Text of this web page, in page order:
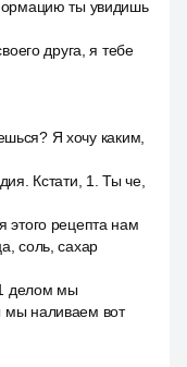
ты увидишь
друга, я тебе
Я хочу каким,
Кстати, 1. Ты че,
этого рецепта нам
соль, сахар
делом мы
мы наливаем вот